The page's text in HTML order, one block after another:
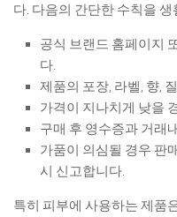
다. 다음의 간단한 수칙을
공식 브랜드 홈페이지
다.
제품의 포장, 라벨, 향,
가격이 지나치게 낮을
구매 후 영수증과 거래
가품이 의심될 경우 판
시 신고합니다.
특히 피부에 사용하는 제품